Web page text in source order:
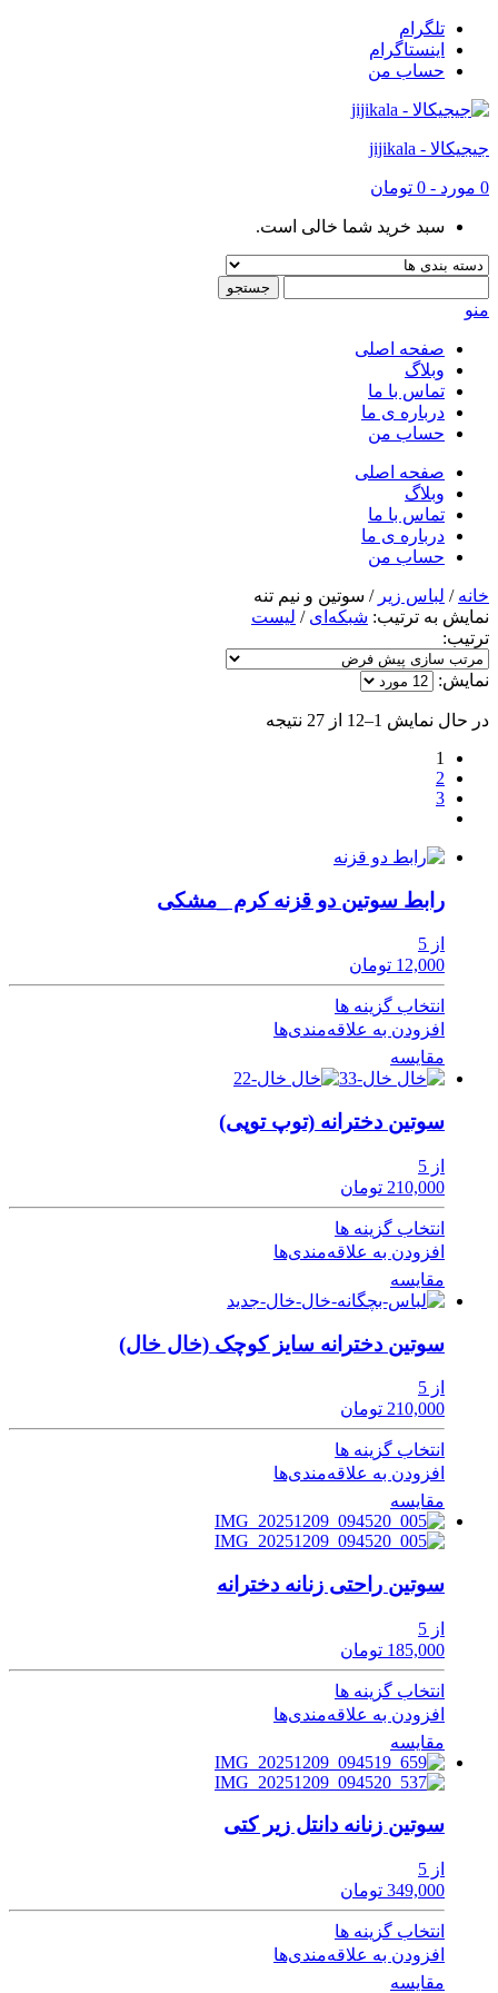
تلگرام
اینستاگرام
حساب من
جیجیکالا - jijikala
0 مورد - 0 تومان
سبد خرید شما خالی است.
منو
صفحه اصلی
وبلاگ
تماس با ما
درباره ی ما
حساب من
صفحه اصلی
وبلاگ
تماس با ما
درباره ی ما
حساب من
خانه / لباس زیر / سوتین و نیم تنه
نمایش به ترتیب: شبکه‌ای / لیست
ترتیب:
نمایش:
در حال نمایش 1–12 از 27 نتیجه
1
2
3
رابط سوتین دو قزنه کرم _مشکی
از 5
12,000 تومان
انتخاب گزینه ها
افزودن به علاقه‌مندی‌ها
مقایسه
سوتین دخترانه (توپ توپی)
از 5
210,000 تومان
انتخاب گزینه ها
افزودن به علاقه‌مندی‌ها
مقایسه
سوتین دخترانه سایز کوچک (خال خال)
از 5
210,000 تومان
انتخاب گزینه ها
افزودن به علاقه‌مندی‌ها
مقایسه
سوتین راحتی زنانه دخترانه
از 5
185,000 تومان
انتخاب گزینه ها
افزودن به علاقه‌مندی‌ها
مقایسه
سوتین زنانه دانتل زیر کتی
از 5
349,000 تومان
انتخاب گزینه ها
افزودن به علاقه‌مندی‌ها
مقایسه